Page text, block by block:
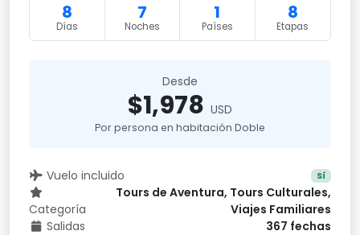
8
Días
7
Noches
1
Países
8
Etapas
Desde
$1,978 USD
Por persona en habitación Doble
Vuelo incluido Sí
Categoría
Tours de Aventura, Tours Culturales,
Viajes Familiares
Salidas
367 fechas